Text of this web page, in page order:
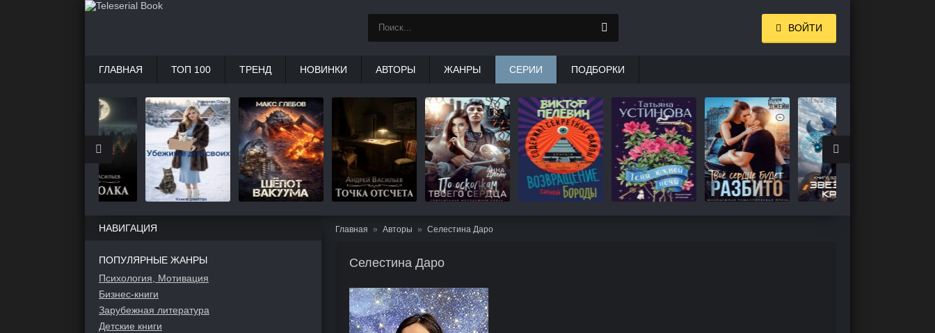
Главная Авторы Селестина Даро
Селестина Даро
НАВИГАЦИЯ
ПОПУЛЯРНЫЕ ЖАНРЫ
Психология, Мотивация
Бизнес-книги
Зарубежная литература
Детские книги
ВОЙТИ
ГЛАВНАЯ ТОП 100 ТРЕНД НОВИНКИ АВТОРЫ ЖАНРЫ СЕРИИ ПОДБОРКИ